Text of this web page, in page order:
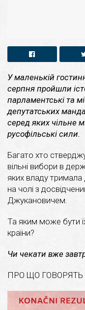
У маленькій
серпня пройшли
парламентські та
депутатських
серед яких чільне
русофільські сили.
Багато хто
вільні вибори в
яких владу тримала
на чолі з
Джукановичем.
Та яким може бути
країни?
Чи чекати вже
ПРО ЩО